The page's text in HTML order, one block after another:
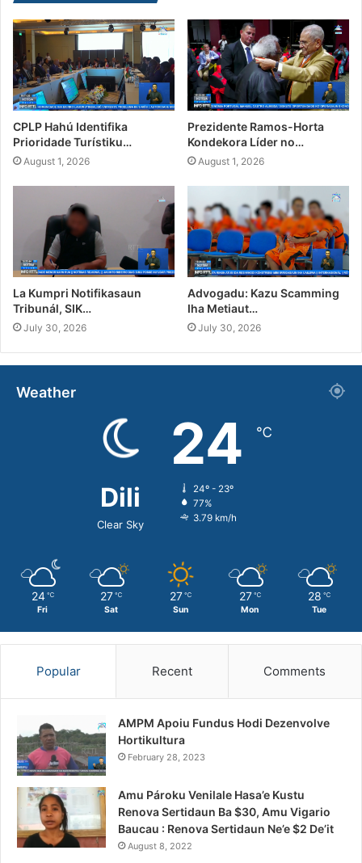
CPLP Hahú Identifika
Prioridade Turístiku…
August 1, 2026
Prezidente Ramos-Horta
Kondekora Líder no…
August 1, 2026
La Kumpri Notifikasaun
Tribunál, SIK…
July 30, 2026
Advogadu: Kazu Scamming
Iha Metiaut…
July 30, 2026
Weather
Dili
Clear Sky
24 ℃
24º - 23º
77%
3.79 km/h
24 ℃
Fri
27 ℃
Sat
27 ℃
Sun
27 ℃
Mon
28 ℃
Tue
Popular Recent Comments
AMPM Apoiu Fundus Hodi Dezenvolve
Hortikultura
February 28, 2023
Amu Pároku Venilale Hasa’e Kustu
Renova Sertidaun Ba $30, Amu Vigario
Baucau : Renova Sertidaun Ne’e $2 De’it
August 8, 2022